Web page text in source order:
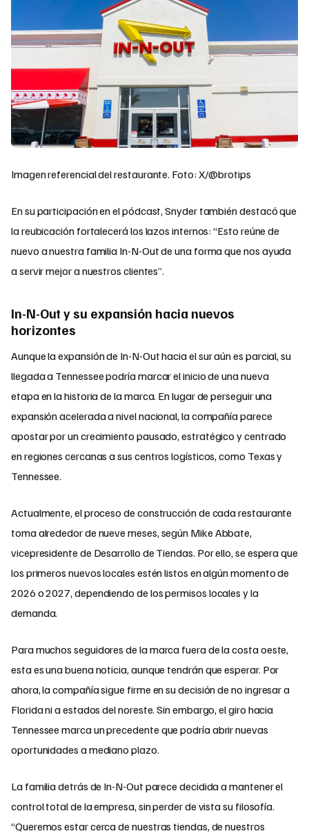
Imagen referencial del restaurante. Foto: X/@brotips
En su participación en el pódcast, Snyder también destacó que
la reubicación fortalecerá los lazos internos: “Esto reúne de
nuevo a nuestra familia In-N-Out de una forma que nos ayuda
a servir mejor a nuestros clientes”.
In-N-Out y su expansión hacia nuevos
horizontes
Aunque la expansión de In-N-Out hacia el sur aún es parcial, su
llegada a Tennessee podría marcar el inicio de una nueva
etapa en la historia de la marca. En lugar de perseguir una
expansión acelerada a nivel nacional, la compañía parece
apostar por un crecimiento pausado, estratégico y centrado
en regiones cercanas a sus centros logísticos, como Texas y
Tennessee.
Actualmente, el proceso de construcción de cada restaurante
toma alrededor de nueve meses, según Mike Abbate,
vicepresidente de Desarrollo de Tiendas. Por ello, se espera que
los primeros nuevos locales estén listos en algún momento de
2026 o 2027, dependiendo de los permisos locales y la
demanda.
Para muchos seguidores de la marca fuera de la costa oeste,
esta es una buena noticia, aunque tendrán que esperar. Por
ahora, la compañía sigue firme en su decisión de no ingresar a
Florida ni a estados del noreste. Sin embargo, el giro hacia
Tennessee marca un precedente que podría abrir nuevas
oportunidades a mediano plazo.
La familia detrás de In-N-Out parece decidida a mantener el
control total de la empresa, sin perder de vista su filosofía.
“Queremos estar cerca de nuestras tiendas, de nuestros